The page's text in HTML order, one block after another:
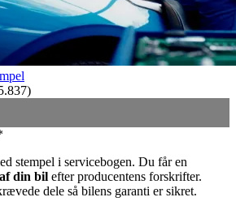
)
stempel i servicebogen. Du får en
din bil efter producentens forskrifter.
dele så bilens garanti er sikret.